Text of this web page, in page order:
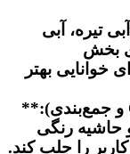
تیره، آبی
بخش
خوانایی بهتر
* **بخش‌های برجسته (Call to Action و جمع‌بندی):**
حاشیه رنگی
را جلب کند.